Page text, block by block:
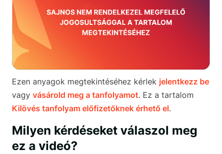
Ezen anyagok megtekintéséhez kérlek jelentkezz be
vagy vásárold meg a tanfolyamot. Ez a tartalom
Kilövés tanfolyam előfizetőknek érhető el.
Milyen kérdéseket válaszol meg
ez a videó?